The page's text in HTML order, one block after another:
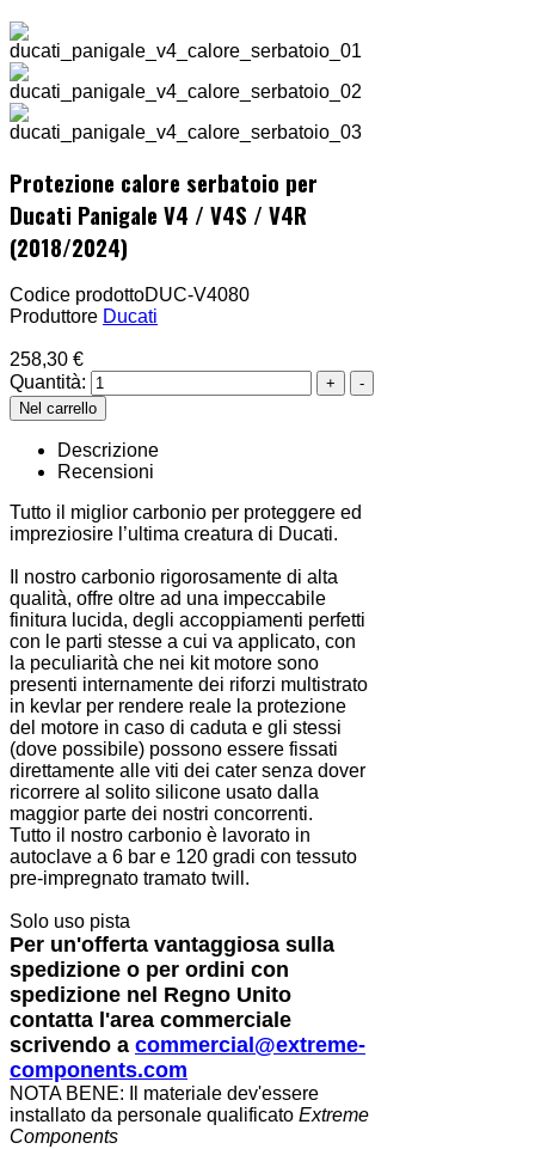
Protezione calore serbatoio per
Ducati Panigale V4 / V4S / V4R
(2018/2024)
Codice prodottoDUC-V4080
Produttore Ducati
258,30 €
Quantità:
Descrizione
Recensioni
Tutto il miglior carbonio per proteggere ed
impreziosire l’ultima creatura di Ducati.
Il nostro carbonio rigorosamente di alta
qualità, offre oltre ad una impeccabile
finitura lucida, degli accoppiamenti perfetti
con le parti stesse a cui va applicato, con
la peculiarità che nei kit motore sono
presenti internamente dei riforzi multistrato
in kevlar per rendere reale la protezione
del motore in caso di caduta e gli stessi
(dove possibile) possono essere fissati
direttamente alle viti dei cater senza dover
ricorrere al solito silicone usato dalla
maggior parte dei nostri concorrenti.
Tutto il nostro carbonio è lavorato in
autoclave a 6 bar e 120 gradi con tessuto
pre-impregnato tramato twill.
Solo uso pista
Per un'offerta vantaggiosa sulla
spedizione o per ordini con
spedizione nel Regno Unito
contatta l'area commerciale
scrivendo a commercial@extreme-
components.com
NOTA BENE: Il materiale dev'essere
installato da personale qualificato Extreme
Components